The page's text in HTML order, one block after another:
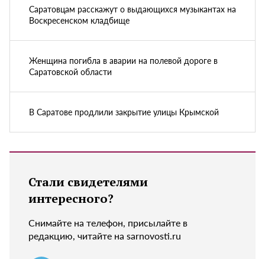
Саратовцам расскажут о выдающихся музыкантах на
Воскресенском кладбище
Женщина погибла в аварии на полевой дороге в
Саратовской области
В Саратове продлили закрытие улицы Крымской
Стали свидетелями
интересного?
Снимайте на телефон, присылайте в
редакцию, читайте на sarnovosti.ru